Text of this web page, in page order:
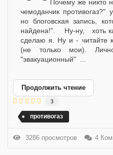
Почему же никто
чемоданчик противогаз?"
но блоговская запись,
найдена!". Ну-ну, хоть
сделаю я. Ну и - читайте
(не только мои).
"эвакуационный" ...
Продолжить чтение
3
противогаз
3286 просмотров 4